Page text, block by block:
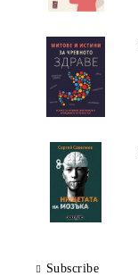
Subscribe